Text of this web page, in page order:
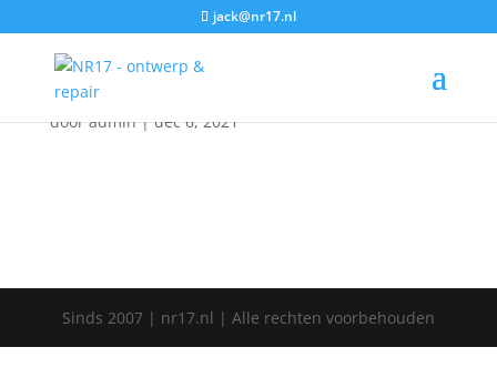
jack@nr17.nl
761-1024×682
dooradmin|dec 6, 2021
Sinds 2007 | nr17.nl | Alle rechten voorbehouden